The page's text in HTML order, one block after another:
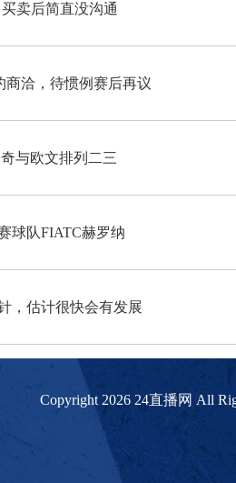
卖后简直没沟通
商洽，待惯例赛后再议
与欧文排列二三
球队FIATC赫罗纳
，估计很快会有发展
Copyright 2026 24直播网 All